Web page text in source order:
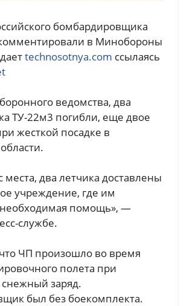
бомбардировщика
в Минобороны
technosotnya.com ссылаясь
ведомства, два
ТУ-22м3 погибли, еще двое
жесткой посадке в
места, два летчика доставлены
учреждение, где им
необходимая помощь», —
службе.
ЧП произошло во время
полета при
заряд.
был без боекомплекта.